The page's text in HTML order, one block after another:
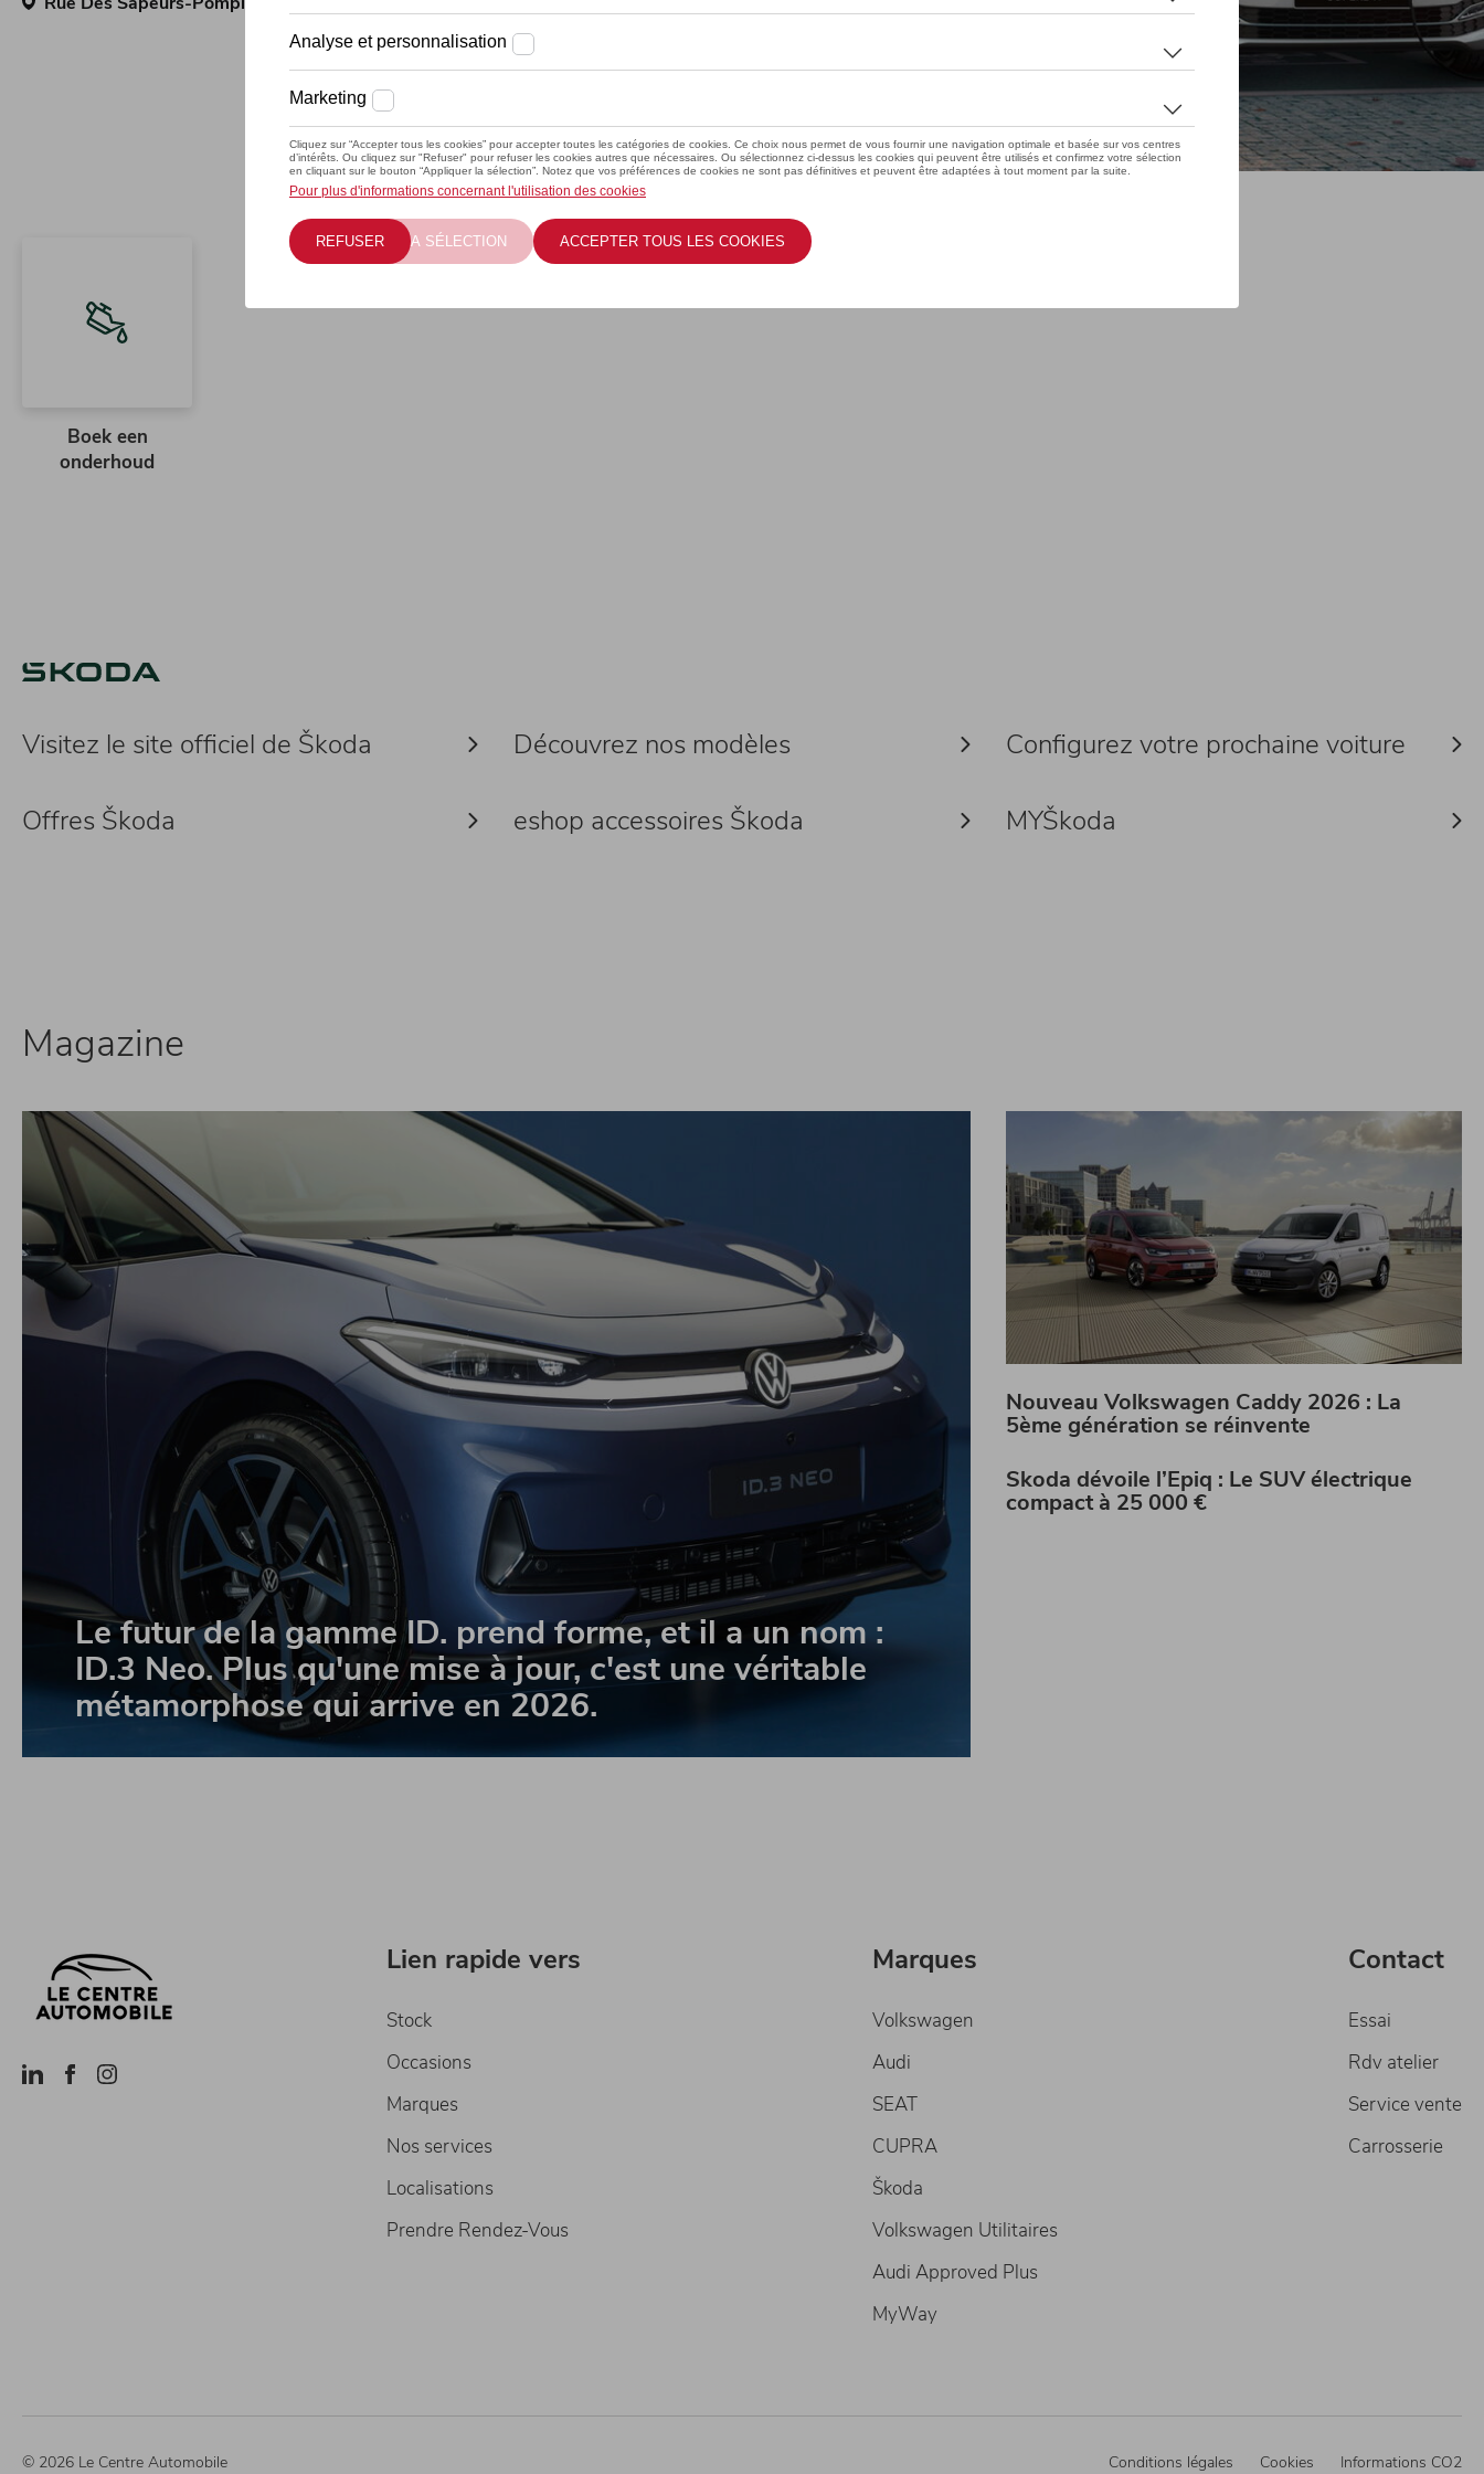
Boek een
onderhoud
Visitez le site officiel de Škoda Découvrez nos modèles Configurez votre prochaine voiture
Offres Škoda eshop accessoires Škoda MYŠkoda
Magazine
Le futur de la gamme ID. prend forme, et il a un nom :
ID.3 Neo.Plus qu'une mise à jour, c'est une véritable
métamorphose qui arrive en 2026.
Nouveau Volkswagen Caddy 2026 : La
5ème génération se réinvente
Skoda dévoile l’Epiq : Le SUV électrique
compact à 25 000 €
Lien rapide vers
Stock
Occasions
Marques
Nos services
Localisations
Prendre Rendez-Vous
Marques
Volkswagen
Audi
SEAT
CUPRA
Škoda
Volkswagen Utilitaires
Audi Approved Plus
MyWay
Contact
Essai
Rdv atelier
Service vente
Carrosserie
© 2026 Le Centre Automobile Conditions légales Cookies Informations CO2